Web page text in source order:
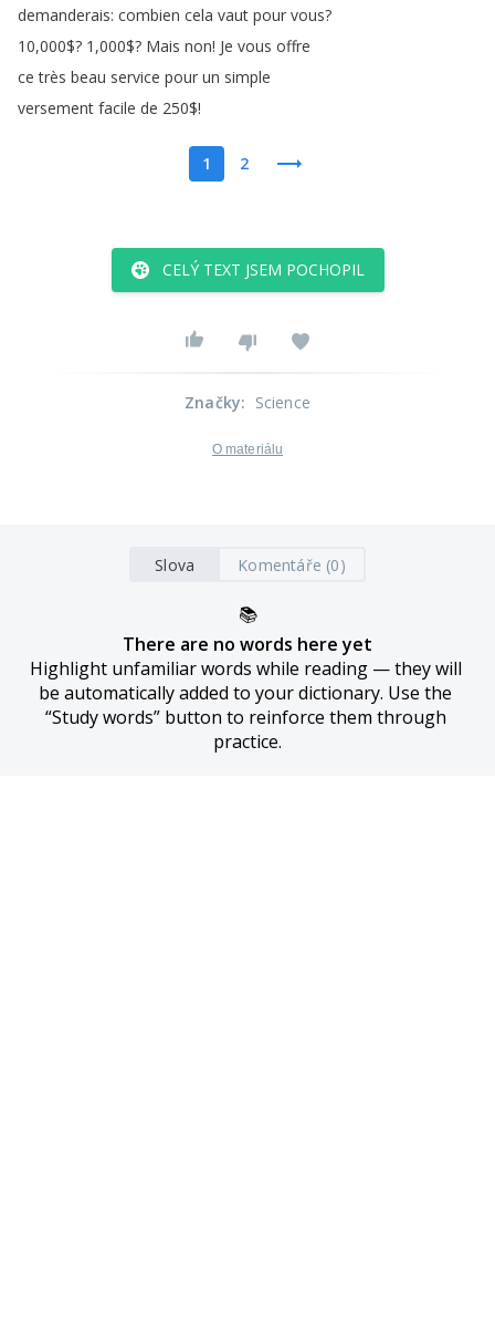
demanderais: combien cela vaut pour vous?
10,000$? 1,000$? Mais non! Je vous offre
ce très beau service pour un simple
versement facile de 250$!
1 2
CELÝ TEXT JSEM POCHOPIL
Značky: Science
O materiálu
Slova Komentáře (0)
📚
There are no words here yet
Highlight unfamiliar words while reading — they will
be automatically added to your dictionary. Use the
“Study words” button to reinforce them through
practice.